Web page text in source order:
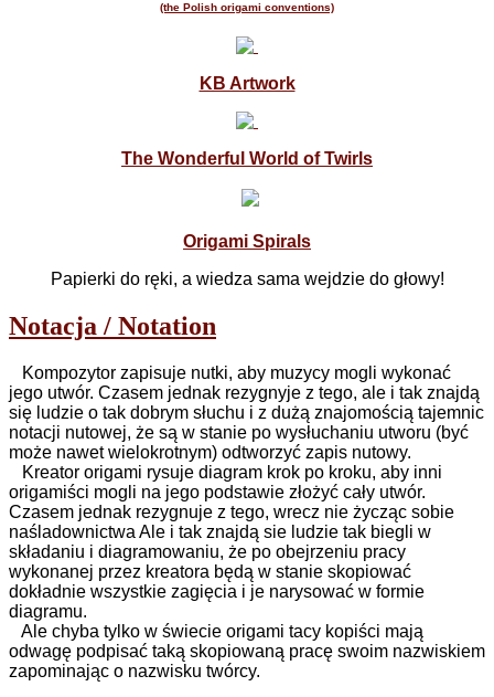
(the Polish origami conventions)
KB Artwork
The Wonderful World of Twirls
Origami Spirals
Papierki do ręki, a wiedza sama wejdzie do głowy!
Notacja / Notation
Kompozytor zapisuje nutki, aby muzycy mogli wykonać
jego utwór. Czasem jednak rezygnyje z tego, ale i tak znajdą
się ludzie o tak dobrym słuchu i z dużą znajomością tajemnic
notacji nutowej, że są w stanie po wysłuchaniu utworu (być
może nawet wielokrotnym) odtworzyć zapis nutowy.
Kreator origami rysuje diagram krok po kroku, aby inni
origamiści mogli na jego podstawie złożyć cały utwór.
Czasem jednak rezygnuje z tego, wrecz nie życząc sobie
naśladownictwa Ale i tak znajdą sie ludzie tak biegli w
składaniu i diagramowaniu, że po obejrzeniu pracy
wykonanej przez kreatora będą w stanie skopiować
dokładnie wszystkie zagięcia i je narysować w formie
diagramu.
Ale chyba tylko w świecie origami tacy kopiści mają
odwagę podpisać taką skopiowaną pracę swoim nazwiskiem
zapominając o nazwisku twórcy.